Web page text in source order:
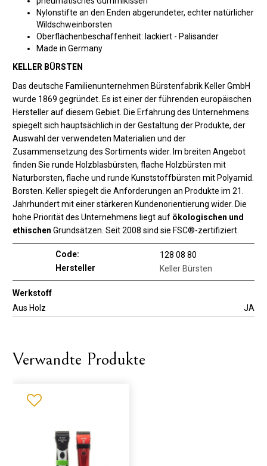
Nylonstifte an den Enden abgerundeter, echter natürlicher
Wildschweinborsten
Oberflächenbeschaffenheit: lackiert - Palisander
Made in Germany
KELLER BÜRSTEN
Das deutsche Familienunternehmen Bürstenfabrik Keller GmbH
wurde 1869 gegründet. Es ist einer der führenden europäischen
Hersteller auf diesem Gebiet. Die Erfahrung des Unternehmens
spiegelt sich hauptsächlich in der Gestaltung der Produkte, der
Auswahl der verwendeten Materialien und der
Zusammensetzung des Sortiments wider. Im breiten Angebot
finden Sie runde Holzblasbürsten, flache Holzbürsten mit
Naturborsten, flache und runde Kunststoffbürsten mit Polyamid.
Borsten. Keller spiegelt die Anforderungen an Produkte im 21.
Jahrhundert mit einer stärkeren Kundenorientierung wider. Die
hohe Priorität des Unternehmens liegt auf ökologischen und
ethischen Grundsätzen. Seit 2008 sind sie FSC®-zertifiziert.
Code:
128 08 80
Hersteller
Keller Bürsten
Werkstoff
Aus Holz
JA
Verwandte Produkte